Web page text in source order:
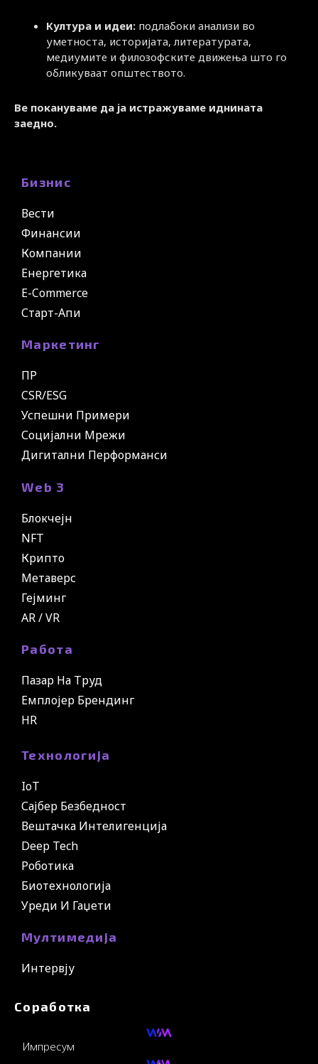
Култура и идеи: подлабоки анализи во
уметноста, историјата, литературата,
медиумите и филозофските движења што го
обликуваат општеството.
Ве покануваме да ја истражуваме иднината
заедно.
Бизнис
Вести
Финансии
Компании
Енергетика
E-Commerce
Старт-Апи
Маркетинг
ПР
CSR/ESG
Успешни Примери
Социјални Мрежи
Дигитални Перформанси
Web 3
Блокчејн
NFT
Крипто
Метаверс
Гејминг
AR / VR
Работа
Пазар На Труд
Емплојер Брендинг
HR
Технологија
IoT
Сајбер Безбедност
Вештачка Интелигенција
Deep Tech
Роботика
Биотехнологија
Уреди И Гаџети
Мултимедија
Интервју
Соработка
Импресум